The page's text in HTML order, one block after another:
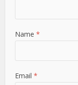
Name*
Email*